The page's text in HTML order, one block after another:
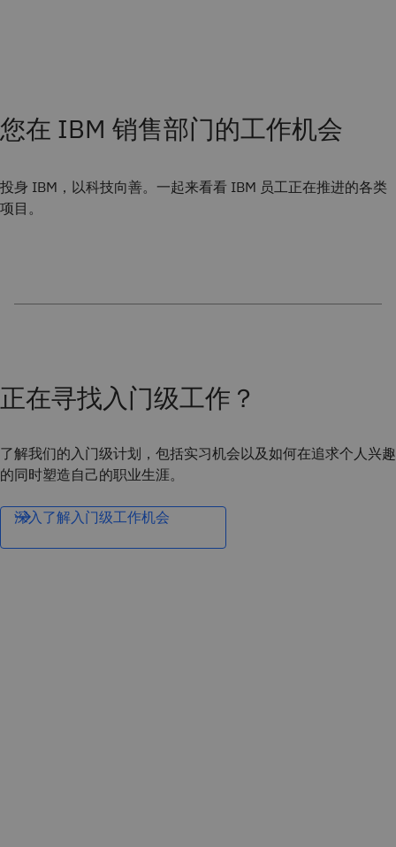
您在 IBM 销售部门的工作机会
投身 IBM，以科技向善。一起来看看 IBM 员工正在推进的各类
项目。
正在寻找入门级工作？
了解我们的入门级计划，包括实习机会以及如何在追求个人兴趣
的同时塑造自己的职业生涯。
深入了解入门级工作机会